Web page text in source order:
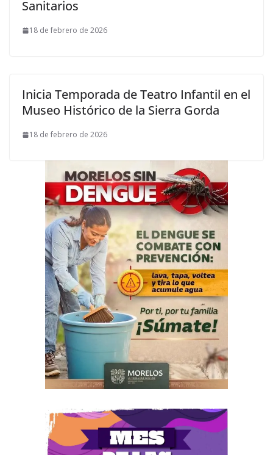
Sanitarios
18 de febrero de 2026
Inicia Temporada de Teatro Infantil en el
Museo Histórico de la Sierra Gorda
18 de febrero de 2026